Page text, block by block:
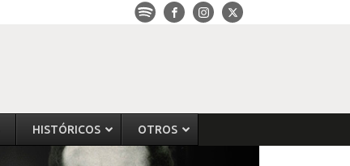
HISTÓRICOS OTROS